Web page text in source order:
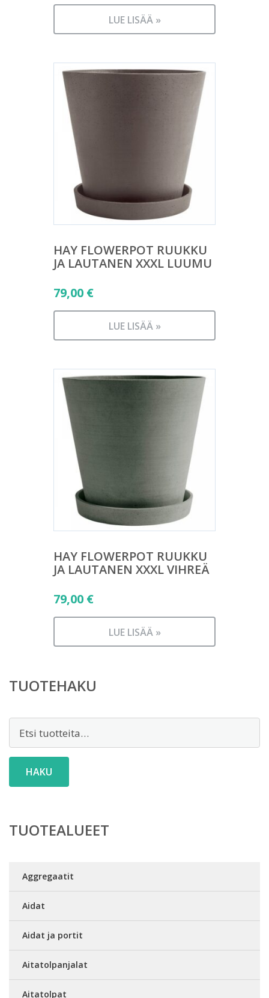
LUE LISÄÄ »
HAY FLOWERPOT RUUKKU
JA LAUTANEN XXXL LUUMU
79,00 €
LUE LISÄÄ »
HAY FLOWERPOT RUUKKU
JA LAUTANEN XXXL VIHREÄ
79,00 €
LUE LISÄÄ »
TUOTEHAKU
HAKU
TUOTEALUEET
Aggregaatit
Aidat
Aidat ja portit
Aitatolpanjalat
Aitatolpat